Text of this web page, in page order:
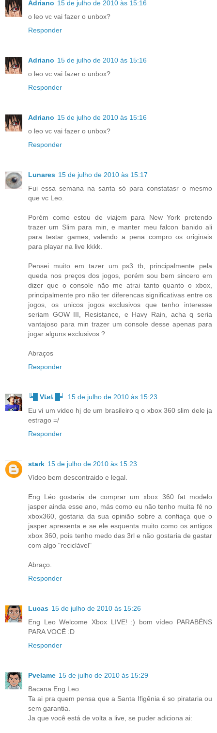
Adriano 15 de julho de 2010 às 15:16
o leo vc vai fazer o unbox?
Responder
Adriano 15 de julho de 2010 às 15:16
o leo vc vai fazer o unbox?
Responder
Adriano 15 de julho de 2010 às 15:16
o leo vc vai fazer o unbox?
Responder
Lunares 15 de julho de 2010 às 15:17
Fui essa semana na santa só para constatasr o mesmo
que vc Leo.
Porém como estou de viajem para New York pretendo
trazer um Slim para min, e manter meu falcon banido ali
para testar games, valendo a pena compro os originais
para playar na live kkkk.
Pensei muito em tazer um ps3 tb, principalmente pela
queda nos preços dos jogos, porém sou bem sincero em
dizer que o console não me atrai tanto quanto o xbox,
principalmente pro não ter diferencas significativas entre os
jogos, os unicos jogos exclusivos que tenho interesse
seriam GOW III, Resistance, e Havy Rain, acha q seria
vantajoso para min trazer um console desse apenas para
jogar alguns exclusivos ?
Abraços
Responder
╚█ Vเиเ █╛
15 de julho de 2010 às 15:23
Eu vi um video hj de um brasileiro q o xbox 360 slim dele ja
estrago =/
Responder
stark 15 de julho de 2010 às 15:23
Vídeo bem descontraido e legal.
Eng Léo gostaria de comprar um xbox 360 fat modelo
jasper ainda esse ano, más como eu não tenho muita fé no
xbox360, gostaria da sua opinião sobre a confiaça que o
jasper apresenta e se ele esquenta muito como os antigos
xbox 360, pois tenho medo das 3rl e não gostaria de gastar
com algo "reciclável"
Abraço.
Responder
Lucas 15 de julho de 2010 às 15:26
Eng Leo Welcome Xbox LIVE! :) bom vídeo PARABÉNS
PARA VOCÊ :D
Responder
Pvelame 15 de julho de 2010 às 15:29
Bacana Eng Leo.
Ta ai pra quem pensa que a Santa Ifigênia é so pirataria ou
sem garantia.
Ja que você está de volta a live, se puder adiciona ai: